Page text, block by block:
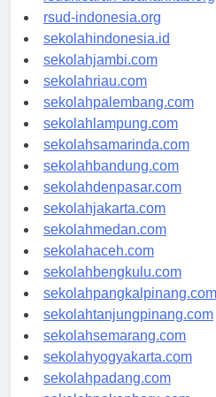
rsudkisaran-asahankab.org
rsud-indonesia.org
sekolahindonesia.id
sekolahjambi.com
sekolahriau.com
sekolahpalembang.com
sekolahlampung.com
sekolahsamarinda.com
sekolahbandung.com
sekolahdenpasar.com
sekolahjakarta.com
sekolahmedan.com
sekolahaceh.com
sekolahbengkulu.com
sekolahpangkalpinang.com
sekolahtanjungpinang.com
sekolahsemarang.com
sekolahyogyakarta.com
sekolahpadang.com